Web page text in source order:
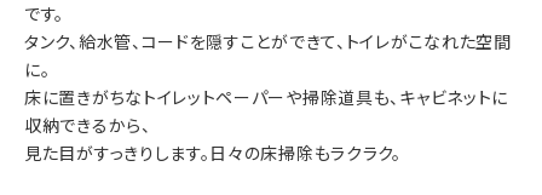
です。
タンク、給水管、コードを隠すことができて、トイレがこなれた空間
に。
床に置きがちなトイレットペーパーや掃除道具も、キャビネットに
収納できるから、
見た目がすっきりします。日々の床掃除もラクラク。